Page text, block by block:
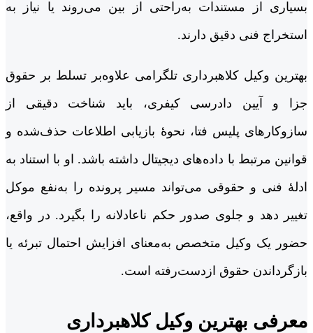
بسیاری از مستندات به‌راحتی از بین می‌روند یا نیاز به
استخراج فنی دقیق دارند.
بهترین وکیل کلاهبرداری تلگرامی علاوه‌بر تسلط بر حقوق
جزا و آیین دادرسی کیفری، باید شناخت دقیقی از
سازوکارهای پلیس فتا، نحوۀ بازیابی اطلاعات حذف‌شده و
قوانین مرتبط با داده‌های دیجیتال داشته باشد. او با استناد به
ادلۀ فنی و حقوقی می‌تواند مسیر پرونده را به‌نفع موکل
تغییر دهد و جلوی صدور حکم ناعادلانه را بگیرد. در واقع،
حضور یک وکیل متخصص به‌معنای افزایش احتمال تبرئه یا
بازگرداندن حقوق ازدست‌رفته است.
معرفی بهترین وکیل کلاهبرداری